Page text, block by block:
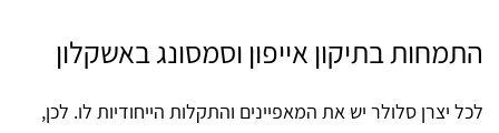
התמחות בתיקון אייפון וסמסונג באשקלון
לכל יצרן סלולר יש את המאפיינים והתקלות הייחודיות לו. לכן,